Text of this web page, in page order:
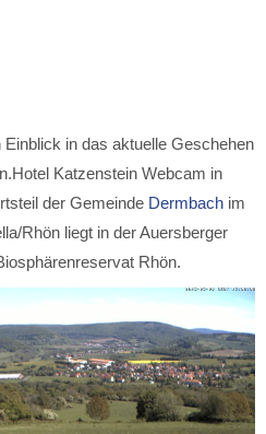
in das aktuelle Geschehen
Katzenstein Webcam in
der Gemeinde Dermbach im
Rhön liegt in der Auersberger
Rhön.